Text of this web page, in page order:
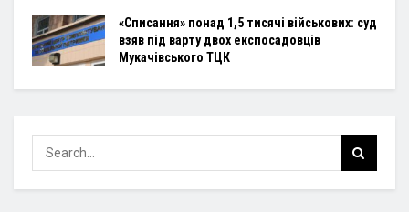
«Списання» понад 1,5 тисячі військових: суд
взяв під варту двох експосадовців
Мукачівського ТЦК